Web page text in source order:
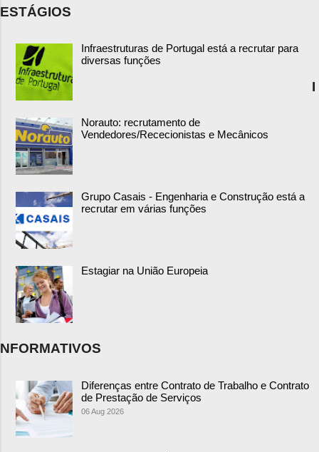
ESTÁGIOS
Infraestruturas de Portugal está a recrutar para
diversas funções
Norauto: recrutamento de
Vendedores/Rececionistas e Mecânicos
Grupo Casais - Engenharia e Construção está a
recrutar em várias funções
Estagiar na União Europeia
I
NFORMATIVOS
Diferenças entre Contrato de Trabalho e Contrato
de Prestação de Serviços
06 Aug 2026